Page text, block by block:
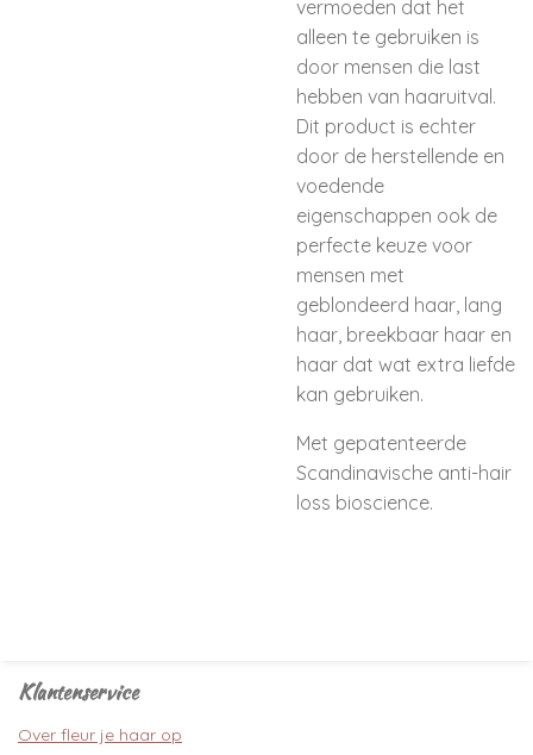
vermoeden dat het
alleen te gebruiken is
door mensen die last
hebben van haaruitval.
Dit product is echter
door de herstellende en
voedende
eigenschappen ook de
perfecte keuze voor
mensen met
geblondeerd haar, lang
haar, breekbaar haar en
haar dat wat extra liefde
kan gebruiken.
Met gepatenteerde
Scandinavische anti-hair
loss bioscience.
Klantenservice
Over fleur je haar op